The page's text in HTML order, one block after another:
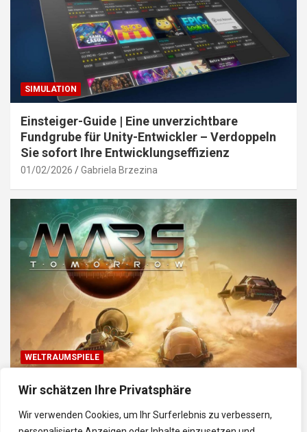
Wir schätzen Ihre Privatsphäre
Wir verwenden Cookies, um Ihr Surferlebnis zu verbessern,
SIMULATION
Einsteiger-Guide | Eine unverzichtbare
Fundgrube für Unity-Entwickler – Verdoppeln
Sie sofort Ihre Entwicklungseffizienz
01/02/2026 Gabriela Brzezina
WELTRAUMSPIELE
Top Weltraum-Browser-Spiele: Erkunde, baue